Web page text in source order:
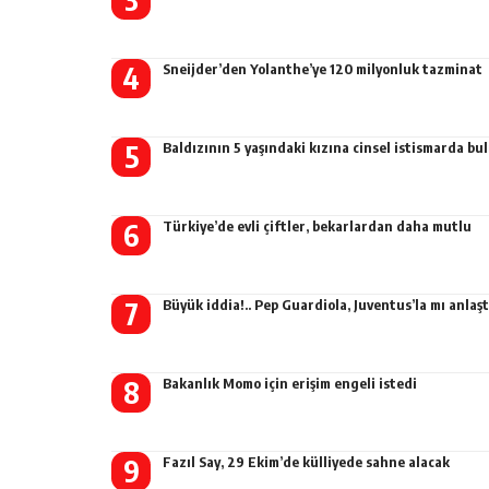
Sneijder’den Yolanthe’ye 120 milyonluk tazminat
Baldızının 5 yaşındaki kızına cinsel istismarda
Türkiye’de evli çiftler, bekarlardan daha mutlu
Büyük iddia!.. Pep Guardiola, Juventus’la mı
Bakanlık Momo için erişim engeli istedi
Fazıl Say, 29 Ekim’de külliyede sahne alacak